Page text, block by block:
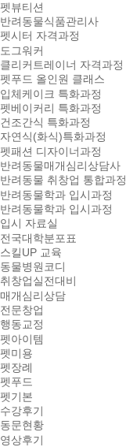
펫뷰티션
반려동물식품관리사
펫시터 자격과정
도그워커
클리커트레이너 자격과정
펫푸드 올인원 클래스
입체케이크 특화과정
펫베이커리 특화과정
건조간식 특화과정
자연식(화식)특화과정
펫패션 디자이너과정
반려동물매개심리상담사
반려동물 취창업 통합과정
반려동물학과 입시과정
반려동물학과 입시과정
입시 자료실
전국대학분포표
스킬UP 교육
동물병원코디
취창업실전대비
매개심리상담
전문창업
행동교정
펫아이템
펫미용
펫장례
펫푸드
펫기본
수강후기
동문현황
영상후기